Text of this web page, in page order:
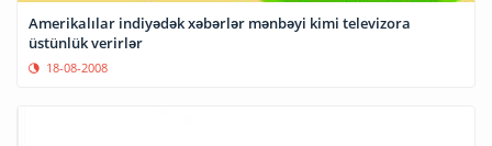
Amerikalılar indiyədək xəbərlər mənbəyi kimi televizora
üstünlük verirlər
18-08-2008